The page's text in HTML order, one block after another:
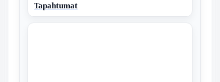
Tapahtumat